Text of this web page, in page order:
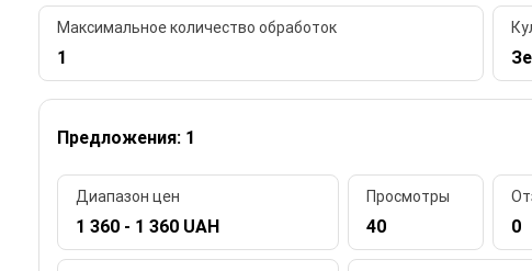
Максимальное количество обработок
1
Предложения: 1
Диапазон цен
1 360 - 1 360 UAH
Просмотры
40 0